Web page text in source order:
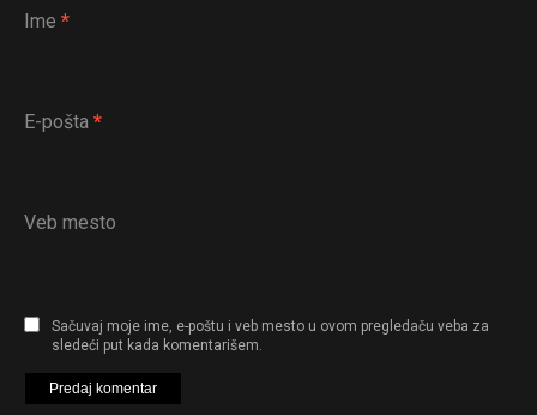
Ime *
E-pošta *
Veb mesto
Sačuvaj moje ime, e-poštu i veb mesto u ovom pregledaču veba za
sledeći put kada komentarišem.